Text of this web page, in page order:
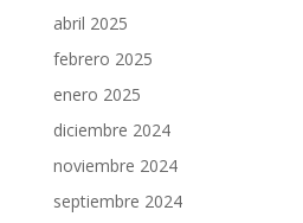
abril 2025
febrero 2025
enero 2025
diciembre 2024
noviembre 2024
septiembre 2024